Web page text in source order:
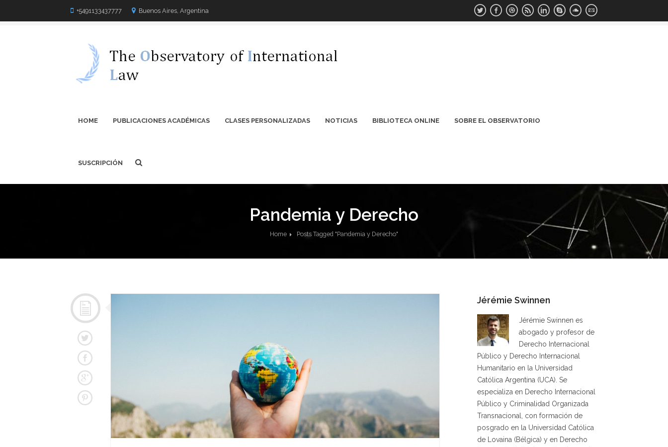
+5491133437777 Buenos Aires, Argentina
HOME PUBLICACIONES ACADÉMICAS CLASES PERSONALIZADAS NOTICIAS BIBLIOTECA ONLINE SOBRE EL OBSERVATORIO
SUSCRIPCIÓN
Pandemia y Derecho
Home Posts Tagged "Pandemia y Derecho"
Jérémie Swinnen
Jérémie Swinnen es
abogado y profesor de
Derecho Internacional
Público y Derecho Internacional
Humanitario en la Universidad
Católica Argentina (UCA). Se
especializa en Derecho Internacional
Público y Criminalidad Organizada
Transnacional, con formación de
posgrado en la Universidad Católica
de Lovaina (Bélgica) y en Derecho